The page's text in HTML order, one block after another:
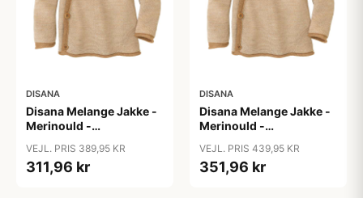
DISANA
Disana Melange Jakke -
Merinould -
VEJL. PRIS 389,95 KR
311,96 kr
DISANA
Disana Melange Jakke -
Merinould -
VEJL. PRIS 439,95 KR
351,96 kr